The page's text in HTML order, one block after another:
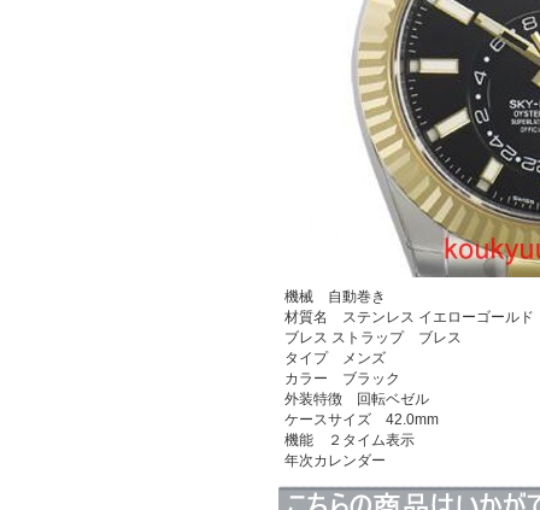
機械 自動巻き
材質名 ステンレス イエローゴールド
ブレス ストラップ ブレス
タイプ メンズ
カラー ブラック
外装特徴 回転ベゼル
ケースサイズ 42.0mm
機能 ２タイム表示
年次カレンダー